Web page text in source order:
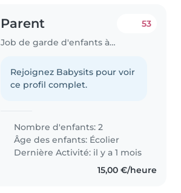
Parent
Job de garde d'enfants à Bertrange
53
Rejoignez Babysits pour voir
ce profil complet.
Nombre d'enfants: 2
Âge des enfants: Écolier
Dernière Activité: il y a 1 mois
15,00 €/heure